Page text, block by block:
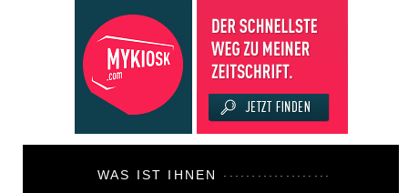
WAS IST IHNEN